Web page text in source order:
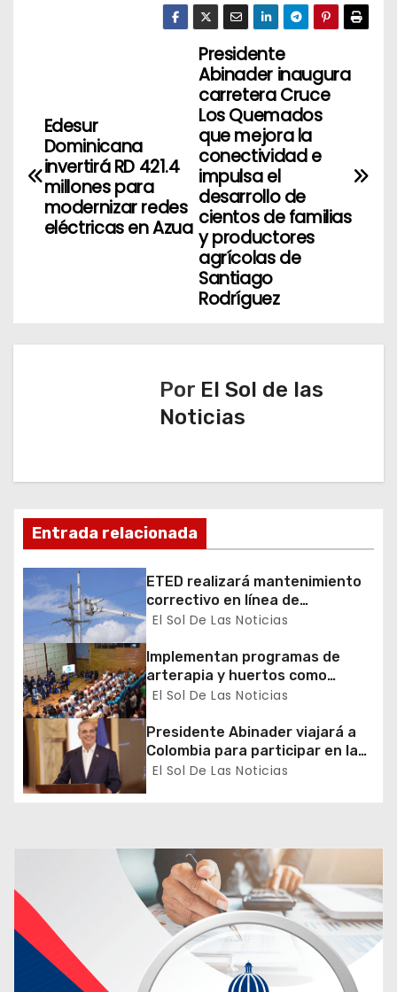
e
n
t
r
a
d
a
s
Presidente
Abinader inaugura
carretera Cruce
Los Quemados
que mejora la
conectividad e
impulsa el
desarrollo de
cientos de familias
y productores
agrícolas de
Santiago
Rodríguez
Edesur
Dominicana
invertirá RD 421.4
millones para
modernizar redes
eléctricas en Azua
Por El Sol de las
Noticias
Entrada relacionada
ETED realizará mantenimiento
correctivo en línea de
transmisión de la región Sur
El Sol De Las Noticias
Implementan programas de
arterapia y huertos como
herramientas para la
social
El Sol De Las Noticias
Presidente Abinader viajará a
Colombia para participar en la
toma de posesión de Abelardo
de la Espriella
El Sol De Las Noticias